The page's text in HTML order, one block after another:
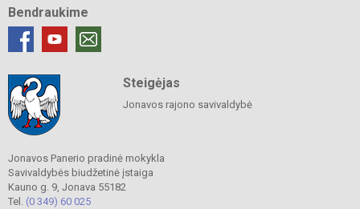
Bendraukime
Steigėjas
Jonavos rajono savivaldybė
Jonavos Panerio pradinė mokykla
Savivaldybės biudžetinė įstaiga
Kauno g. 9, Jonava 55182
Tel. (0 349) 60 025